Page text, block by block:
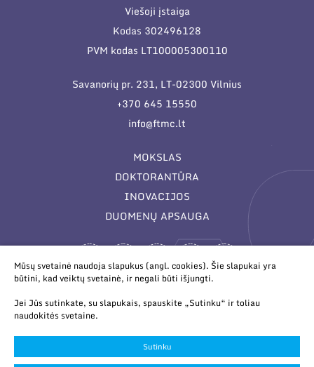
Viešoji įstaiga
Kodas 302496128
PVM kodas LT100005300110
Savanorių pr. 231, LT-02300 Vilnius
+370 645 15550
info@ftmc.lt
MOKSLAS
DOKTORANTŪRA
INOVACIJOS
DUOMENŲ APSAUGA
© 2026 Valstybinis mokslinių tyrimų institutas Fizinių ir
technologijos mokslų centras. Duomenys kaupiami ir saugomi
Juridinių asmenų registre.
Mūsų svetainė naudoja slapukus (angl. cookies). Šie slapukai yra
būtini, kad veiktų svetainė, ir negali būti išjungti.
Jei Jūs sutinkate, su slapukais, spauskite „Sutinku“ ir toliau
naudokitės svetaine.
Sutinku